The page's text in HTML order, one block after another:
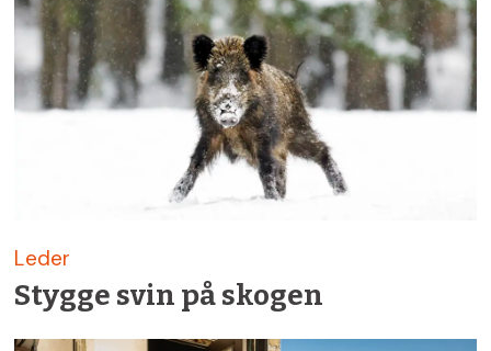
Leder
Stygge svin på skogen